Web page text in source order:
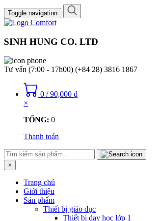
Toggle navigation
SINH HUNG CO. LTD
Tư vấn (7:00 - 17h00) (+84 28) 3816 1867
0 / 90,000 ₫
×
TỔNG: 0
Thanh toán
×
Trang chủ
Giới thiệu
Sản phẩm
Thiết bị giáo dục
Thiết bị dạy học lớp 1